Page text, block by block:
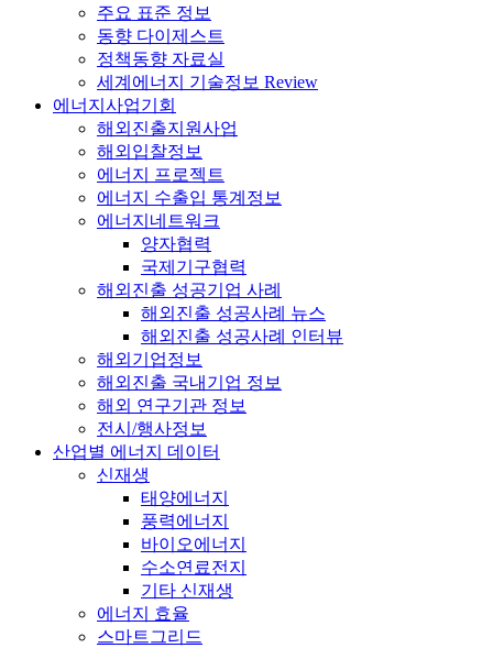
주요 표준 정보
동향 다이제스트
정책동향 자료실
세계에너지 기술정보 Review
에너지사업기회
해외진출지원사업
해외입찰정보
에너지 프로젝트
에너지 수출입 통계정보
에너지네트워크
양자협력
국제기구협력
해외진출 성공기업 사례
해외진출 성공사례 뉴스
해외진출 성공사례 인터뷰
해외기업정보
해외진출 국내기업 정보
해외 연구기관 정보
전시/행사정보
산업별 에너지 데이터
신재생
태양에너지
풍력에너지
바이오에너지
수소연료전지
기타 신재생
에너지 효율
스마트그리드